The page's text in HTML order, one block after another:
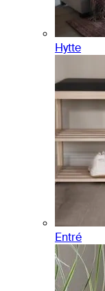
Hytte
Entré